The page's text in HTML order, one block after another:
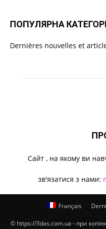
ПОПУЛЯРНА
Dernières nouvelles et
Cайт , на якому ви
зв'язатися з нами:
Français
© https://3das.com.ua - при